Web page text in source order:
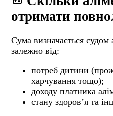
отримати
Сума визначається судом
залежно від:
потреб дитини
харчування тощо);
доходу платника
стану здоров’я та